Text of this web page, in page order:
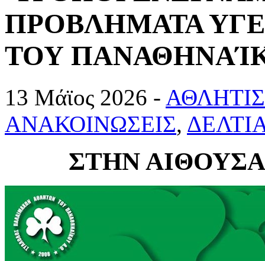
ΠΡΟΒΛΗΜΑΤΑ
ΤΟΥ
13 Μάϊος 2026 -
ΑΝΑΚΟΙΝΩΣΕΙΣ,
ΣΤΗΝ